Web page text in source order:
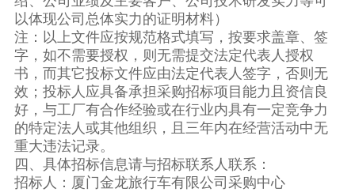
以体现公司总体实力的证明材料）
注：以上文件应按规范格式填写，按要求盖章、签
字，如不需要授权，则无需提交法定代表人授权
书，而其它投标文件应由法定代表人签字，否则无
效；投标人应具备承担采购招标项目能力且资信良
好，与工厂有合作经验或在行业内具有一定竞争力
的特定法人或其他组织，且三年内在经营活动中无
重大违法记录。
四、具体招标信息请与招标联系人联系：
招标人：厦门金龙旅行车有限公司采购中心